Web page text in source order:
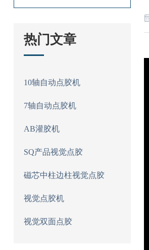
热门文章
10轴自动点胶机
7轴自动点胶机
AB灌胶机
SQ产品视觉点胶
磁芯中柱边柱视觉点胶
视觉点胶机
视觉双面点胶